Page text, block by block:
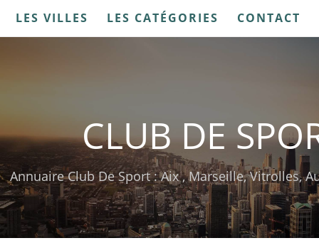
LES VILLES LES CATÉGORIES CONTACT
CLUB DE
Annuaire Club De Sport : Aix , Marseille, Vitrolles,